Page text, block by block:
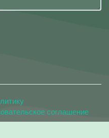
соглашение